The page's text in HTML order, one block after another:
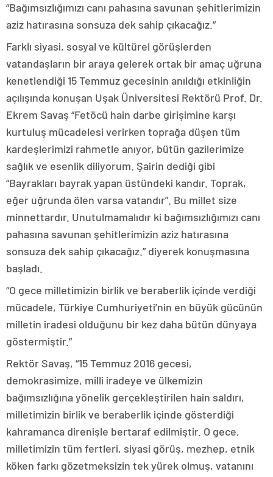
“Bağımsızlığımızı canı pahasına savunan şehitlerimizin
aziz hatırasına sonsuza dek sahip çıkacağız.”
Farklı siyasi, sosyal ve kültürel görüşlerden
vatandaşların bir araya gelerek ortak bir amaç uğruna
kenetlendiği 15 Temmuz gecesinin anıldığı etkinliğin
açılışında konuşan Uşak Üniversitesi Rektörü Prof. Dr.
Ekrem Savaş “Fetöcü hain darbe girişimine karşı
kurtuluş mücadelesi verirken toprağa düşen tüm
kardeşlerimizi rahmetle anıyor, bütün gazilerimize
sağlık ve esenlik diliyorum. Şairin dediği gibi
“Bayrakları bayrak yapan üstündeki kandır. Toprak,
eğer uğrunda ölen varsa vatandır”. Bu millet size
minnettardır. Unutulmamalıdır ki bağımsızlığımızı canı
pahasına savunan şehitlerimizin aziz hatırasına
sonsuza dek sahip çıkacağız.” diyerek konuşmasına
başladı.
“O gece milletimizin birlik ve beraberlik içinde verdiği
mücadele, Türkiye Cumhuriyeti’nin en büyük gücünün
milletin iradesi olduğunu bir kez daha bütün dünyaya
göstermiştir.”
Rektör Savaş, “15 Temmuz 2016 gecesi,
demokrasimize, milli iradeye ve ülkemizin
bağımsızlığına yönelik gerçekleştirilen hain saldırı,
milletimizin birlik ve beraberlik içinde gösterdiği
kahramanca direnişle bertaraf edilmiştir. O gece,
milletimizin tüm fertleri, siyasi görüş, mezhep, etnik
köken farkı gözetmeksizin tek yürek olmuş, vatanını